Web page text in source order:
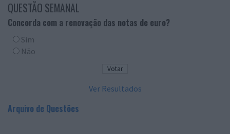
QUESTÃO SEMANAL
Concorda com a renovação das notas de euro?
Sim
Não
Ver Resultados
Arquivo de Questões